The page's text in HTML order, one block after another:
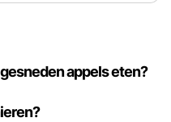
appels eten?